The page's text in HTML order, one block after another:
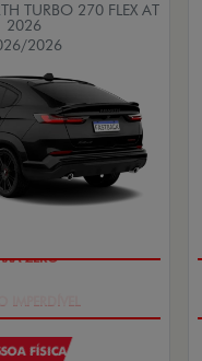
TURBO 270 FLEX AT
2026
2026
FÍSICA